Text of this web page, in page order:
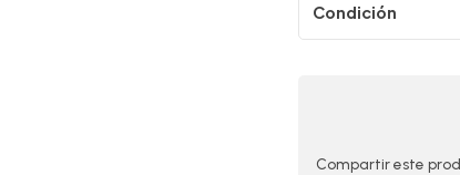
Condición
Compartir este